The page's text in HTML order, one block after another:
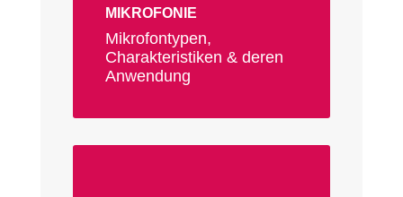
MIKROFONIE
Mikrofontypen,
Charakteristiken & deren
Anwendung